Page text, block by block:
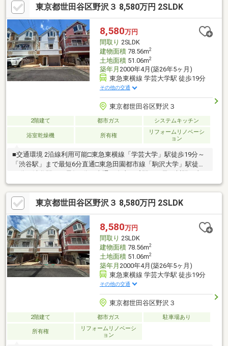
する』ボタンから事前にご予約ください。【資料請求】は上記ボ
タンよりお進みください。電話からは⇒TEL0120-002-237【通話
料無料】♪ご案内時間の目安になります♪□現地／物件見学（30分
～）□資金計画のご相談（30分～）□ご希望条件のご相談（15分
～）
東京都世田谷区野沢３ 8,580万円 2SLDK
8,580万円
間取り 2SLDK
建物面積78.56m2
土地面積51.06m2
築年月 2000年4月(築26年5ヶ月)
東急東横線 学芸大学駅 徒歩19分
その他の交通
東京都世田谷区野沢３
2階建て 都市ガス システムキッチン
浴室乾燥機 所有権
リフォームリノベーシ
ョン
■交通環境 2沿線利用可能□東急東横線「学芸大学」駅徒歩19分～
「渋谷駅」まで最短6分直通□東急田園都市線「駒沢大学」駅徒歩
通■リフォーム内容□キッチン、浴室、洗面化粧台、トイレ新規交
換□壁、床□外壁、屋根塗装など■周辺環境□世田谷区立中丸小学校
まで徒歩1分□世田谷区立野沢公園まで徒歩3分□信濃屋野沢店まで
徒歩3分■POINT□ご家族が集まりやすく、荷物の運搬が楽な1階リ
ビングは、あかるい4面採光□動線が良く、お部屋がすっきり見え
る壁付けキッチン□各居室独立なのでおうち時間を快適に過ごせ
ます
東京都世田谷区野沢３ 8,580万円 2SLDK
8,580万円
間取り 2SLDK
建物面積78.56m2
土地面積51.06m2
築年月 2000年4月(築26年5ヶ月)
東急東横線 学芸大学駅 徒歩19分
その他の交通
東京都世田谷区野沢３
2階建て 都市ガス 駐車場あり
所有権
リフォームリノベーシ
ョン